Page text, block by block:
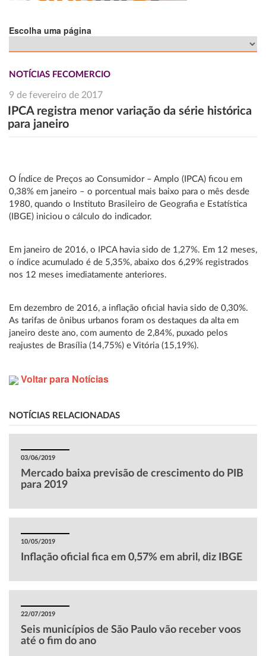
Escolha uma página
NOTÍCIAS FECOMERCIO
9 de fevereiro de 2017
IPCA registra menor variação da série histórica
para janeiro
O Índice de Preços ao Consumidor – Amplo (IPCA) ficou em
0,38% em janeiro – o porcentual mais baixo para o mês desde
1980, quando o Instituto Brasileiro de Geografia e Estatística
(IBGE) iniciou o cálculo do indicador.
Em janeiro de 2016, o IPCA havia sido de 1,27%. Em 12 meses,
o índice acumulado é de 5,35%, abaixo dos 6,29% registrados
nos 12 meses imediatamente anteriores.
Em dezembro de 2016, a inflação oficial havia sido de 0,30%.
As tarifas de ônibus urbanos foram os destaques da alta em
janeiro deste ano, com aumento de 2,84%, puxado pelos
reajustes de Brasília (14,75%) e Vitória (15,19%).
Voltar para Notícias
NOTÍCIAS RELACIONADAS
03/06/2019
Mercado baixa previsão de crescimento do PIB
para 2019
10/05/2019
Inflação oficial fica em 0,57% em abril, diz IBGE
22/07/2019
Seis municípios de São Paulo vão receber voos
até o fim do ano